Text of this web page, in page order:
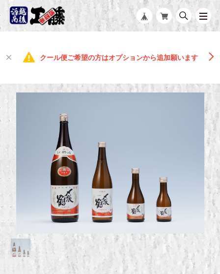
クール便ご希望の方はオプションから追加願います